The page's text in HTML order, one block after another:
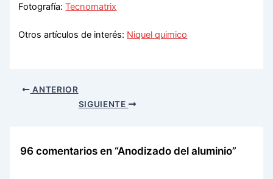
Fotografía:Tecnomatrix
Otros artículos de interés: Niquel quimico
ANTERIOR
SIGUIENTE
96 comentarios en “Anodizado del aluminio”